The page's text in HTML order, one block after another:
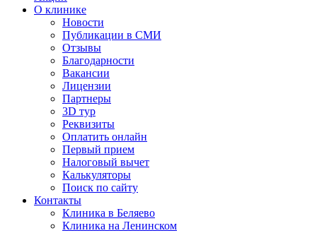
О клинике
Новости
Публикации в СМИ
Отзывы
Благодарности
Вакансии
Лицензии
Партнеры
3D тур
Реквизиты
Оплатить онлайн
Первый прием
Налоговый вычет
Калькуляторы
Поиск по сайту
Контакты
Клиника в Беляево
Клиника на Ленинском